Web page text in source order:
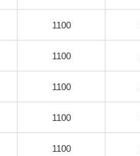
1100
1100
1100
1100
1100